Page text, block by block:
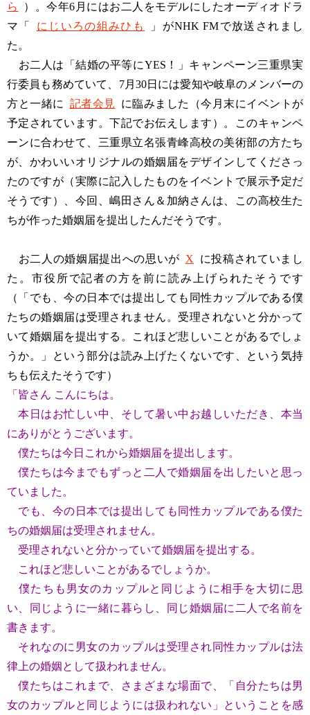
ら
）。今年6月にはお二人をモデルにしたオーディオドラ
マ「
にじいろの組みひも
」がNHK FMで放送されまし
た。
お二人は「結婚の平等にYES！」キャンペーン三重県実
行委員も務めていて、7月30日には愛知や岐阜のメンバーの
方と一緒に
記者会見
に臨みました（今月末にイベントが
予定されています。下記でお伝えします）。このキャンペ
ーンに合わせて、三重県立名張青峰高校の美術部の方たち
が、かわいいオリジナルの婚姻届をデザインしてくださっ
たのですが（実際に記入したものをイベントで展示予定だ
そうです）、今回、嶋田さん＆加納さんは、この高校生た
ちが作った婚姻届を提出したんだそうです。
お二人の婚姻届提出への思いが X
に投稿されていまし
た。市役所で記者の方を前に読み上げられたそうです
（「でも、今の⽇本では提出しても同性カップルである僕
たちの婚姻届は受理されません。受理されないと分かって
いて婚姻届を提出する。これほど悲しいことがあるでしょ
うか。」という部分は読み上げたくないです、という気持
ちも伝えたそうです）
「皆さん こんにちは。
本⽇はお忙しい中、そして暑い中お越しいただき、本当
にありがとうございます。
僕たちは今⽇これから婚姻届を提出します。
僕たちは今までもずっと⼆⼈で婚姻届を出したいと思っ
ていました。
でも、今の⽇本では提出しても同性カップルである僕た
ちの婚姻届は受理されません。
受理されないと分かっていて婚姻届を提出する。
これほど悲しいことがあるでしょうか。
僕たちも男⼥のカップルと同じように相⼿を⼤切に思
い、同じように⼀緒に暮らし、同じ婚姻届に⼆⼈で名前を
書きます。
それなのに男⼥のカップルは受理され同性カップルは法
律上の婚姻として扱われません。
僕たちはこれまで、さまざまな場⾯で、「⾃分たちは男
⼥のカップルと同じようには扱われない」ということを感